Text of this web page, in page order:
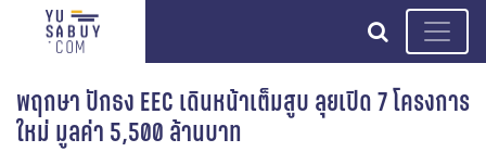
search
พฤกษา ปักธง EEC เดินหน้าเต็มสูบ ลุยเปิด 7 โครงการ
ใหม่ มูลค่า 5,500 ล้านบาท